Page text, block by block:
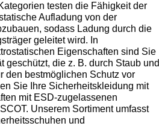
testen die Fähigkeit der
Aufladung von der
sodass Ladung durch die
geleitet wird. In
Eigenschaften sind Sie
geschützt, die z. B. durch Staub und
den bestmöglichen Schutz vor
Sie Ihre Sicherheitskleidung mit
mit ESD-zugelassenen
Unserem Sortiment umfasst
und